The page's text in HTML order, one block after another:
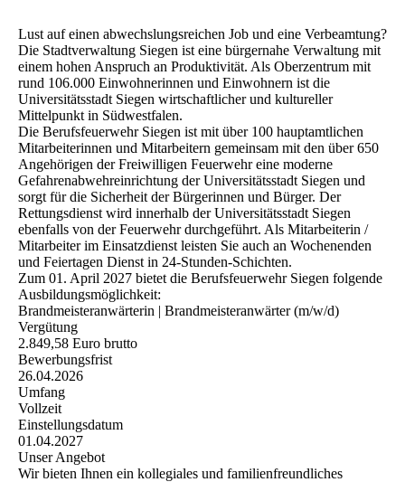
Lust auf einen abwechslungsreichen Job und eine Verbeamtung?
Die Stadtverwaltung Siegen ist eine bürgernahe Verwaltung mit
einem hohen Anspruch an Produktivität. Als Oberzentrum mit
rund 106.000 Einwohnerinnen und Einwohnern ist die
Universitätsstadt Siegen wirtschaftlicher und kultureller
Mittelpunkt in Südwestfalen.
Die Berufsfeuerwehr Siegen ist mit über 100 hauptamtlichen
Mitarbeiterinnen und Mitarbeitern gemeinsam mit den über 650
Angehörigen der Freiwilligen Feuerwehr eine moderne
Gefahrenabwehreinrichtung der Universitätsstadt Siegen und
sorgt für die Sicherheit der Bürgerinnen und Bürger. Der
Rettungsdienst wird innerhalb der Universitätsstadt Siegen
ebenfalls von der Feuerwehr durchgeführt. Als Mitarbeiterin /
Mitarbeiter im Einsatzdienst leisten Sie auch an Wochenenden
und Feiertagen Dienst in 24-Stunden-Schichten.
Zum 01. April 2027 bietet die Berufsfeuerwehr Siegen folgende
Ausbildungsmöglichkeit:
Brandmeisteranwärterin | Brandmeisteranwärter (m/w/d)
Vergütung
2.849,58 Euro brutto
Bewerbungsfrist
26.04.2026
Umfang
Vollzeit
Einstellungsdatum
01.04.2027
Unser Angebot
Wir bieten Ihnen ein kollegiales und familienfreundliches